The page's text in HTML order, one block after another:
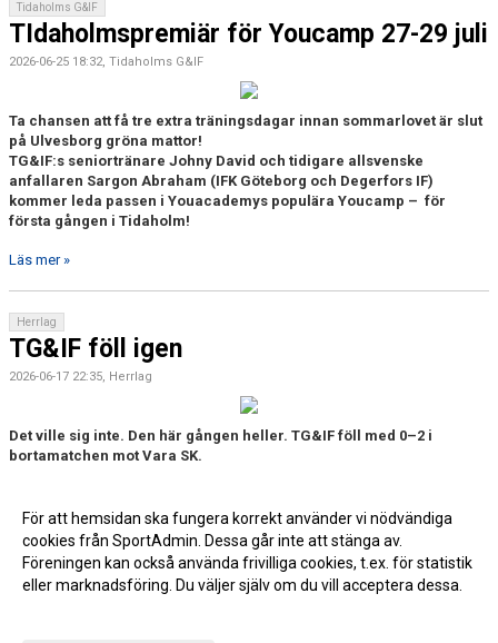
Tidaholms G&IF
TIdaholmspremiär för Youcamp 27-29 juli
2026-06-25 18:32, Tidaholms G&IF
Ta chansen att få tre extra träningsdagar innan sommarlovet är slut
på Ulvesborg gröna mattor!
TG&IF:s seniortränare Johny David och tidigare allsvenske
anfallaren Sargon Abraham (IFK Göteborg och Degerfors IF)
kommer leda passen i Youacademys populära Youcamp – för
första gången i Tidaholm!
Läs mer »
Herrlag
TG&IF föll igen
2026-06-17 22:35, Herrlag
Det ville sig inte. Den här gången heller. TG&IF föll med 0–2 i
bortamatchen mot Vara SK.
Fler nyheter >>
För att hemsidan ska fungera korrekt använder vi nödvändiga
cookies från SportAdmin. Dessa går inte att stänga av.
Föreningen kan också använda frivilliga cookies, t.ex. för statistik
eller marknadsföring. Du väljer själv om du vill acceptera dessa.